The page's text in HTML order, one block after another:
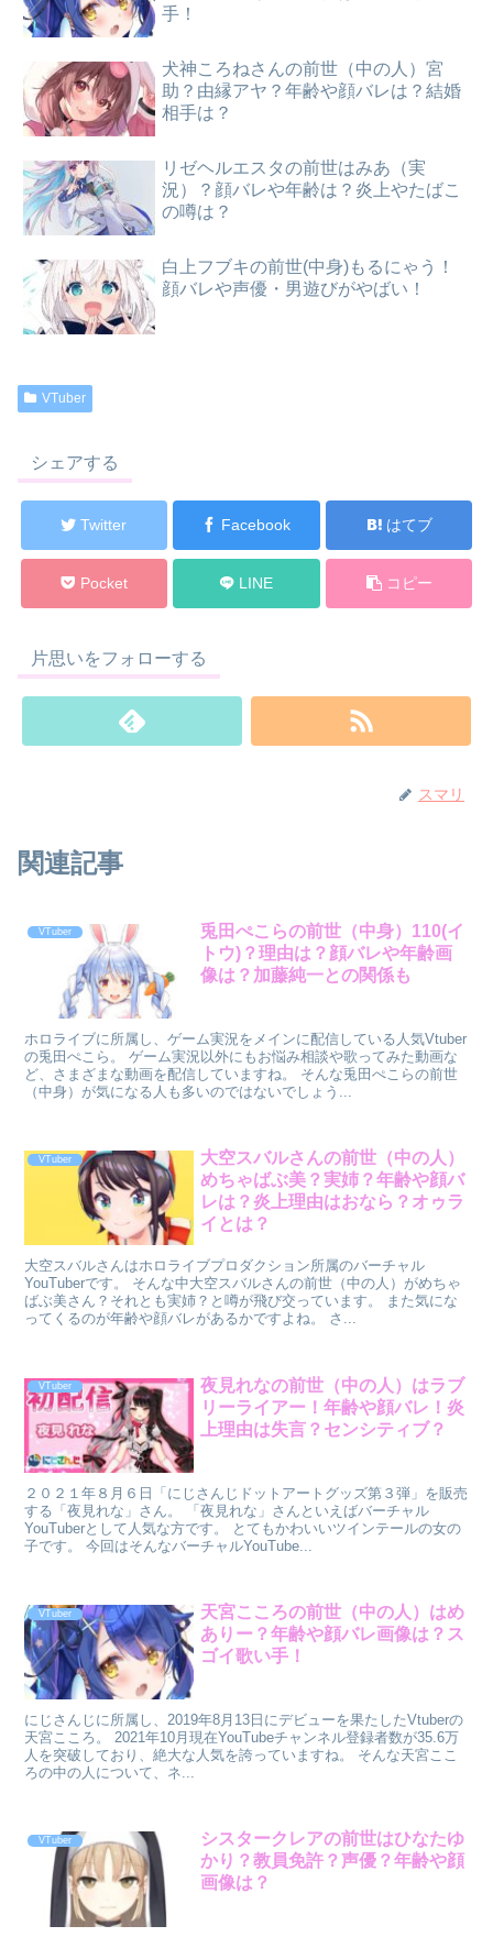
手！
犬神ころねさんの前世（中の人）宮
助？由縁アヤ？年齢や顔バレは？結婚
相手は？
リゼヘルエスタの前世はみあ（実
況）？顔バレや年齢は？炎上やたばこ
の噂は？
白上フブキの前世(中身)もるにゃう！
顔バレや声優・男遊びがやばい！
VTuber
シェアする
Twitter Facebook はてブ
Pocket LINE コピー
片思いをフォローする
スマリ
関連記事
VTuber
兎田ぺこらの前世（中身）110(イ
トウ)？理由は？顔バレや年齢画
像は？加藤純一との関係も
ホロライブに所属し、ゲーム実況をメインに配信している人気Vtuber
の兎田ぺこら。 ゲーム実況以外にもお悩み相談や歌ってみた動画な
ど、さまざまな動画を配信していますね。 そんな兎田ぺこらの前世
（中身）が気になる人も多いのではないでしょう...
VTuber
大空スバルさんの前世（中の人）
めちゃばぶ美？実姉？年齢や顔バ
レは？炎上理由はおなら？オゥラ
イとは？
大空スバルさんはホロライブプロダクション所属のバーチャル
YouTuberです。 そんな中大空スバルさんの前世（中の人）がめちゃ
ばぶ美さん？それとも実姉？と噂が飛び交っています。 また気にな
ってくるのが年齢や顔バレがあるかですよね。 さ...
VTuber
夜見れなの前世（中の人）はラブ
リーライアー！年齢や顔バレ！炎
上理由は失言？センシティブ？
２０２１年８月６日「にじさんじドットアートグッズ第３弾」を販売
する「夜見れな」さん。 「夜見れな」さんといえばバーチャル
YouTuberとして人気な方です。 とてもかわいいツインテールの女の
子です。 今回はそんなバーチャルYouTube...
VTuber
天宮こころの前世（中の人）はめ
ありー？年齢や顔バレ画像は？ス
ゴイ歌い手！
にじさんじに所属し、2019年8月13日にデビューを果たしたVtuberの
天宮こころ。 2021年10月現在YouTubeチャンネル登録者数が35.6万
人を突破しており、絶大な人気を誇っていますね。 そんな天宮ここ
ろの中の人について、ネ...
VTuber
シスタークレアの前世はひなたゆ
かり？教員免許？声優？年齢や顔
画像は？